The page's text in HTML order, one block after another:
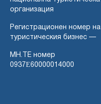
организация
Регистрационен номер на
туристическия бизнес —
MH.TE номер
0937Ε60000014000